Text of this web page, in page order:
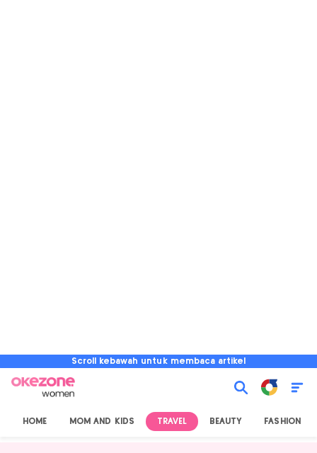
Scroll kebawah untuk membaca artikel
HOME MOM AND KIDS TRAVEL BEAUTY FASHION